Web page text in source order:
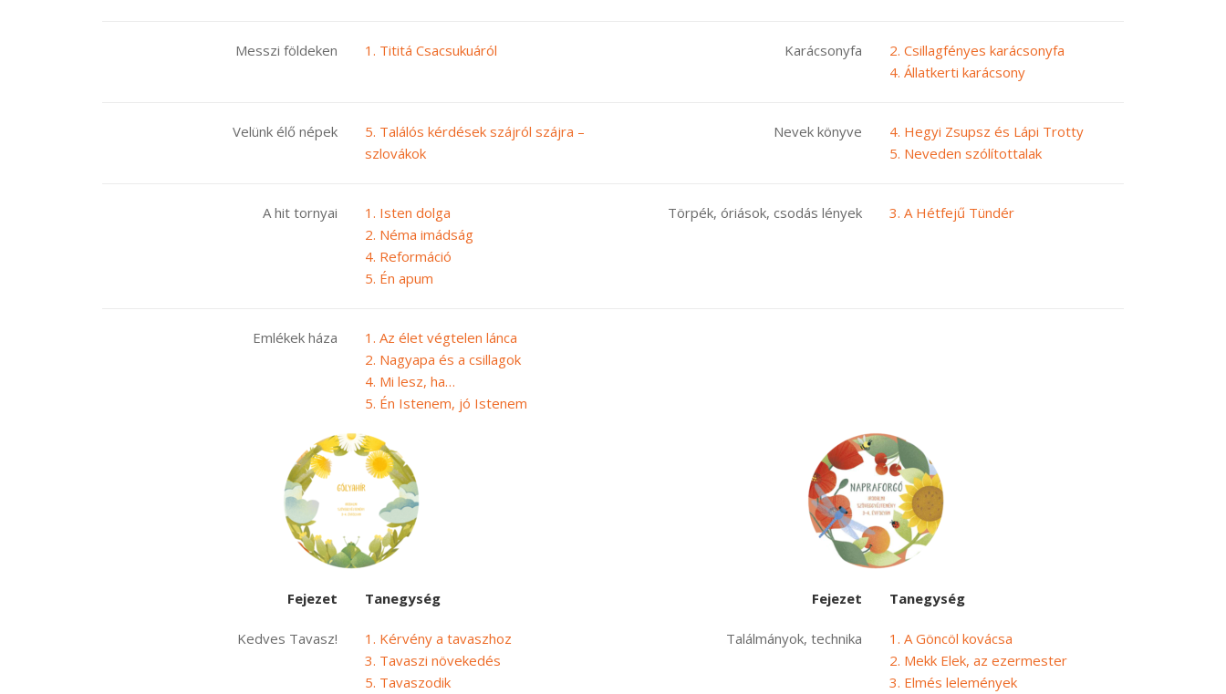
Messzi földeken 1. Tititá Csacsukuáról Karácsonyfa
2. Csillagfényes karácsonyfa
4. Állatkerti karácsony
Velünk élő népek
5. Találós kérdések szájról szájra –
szlovákok
Nevek könyve
4. Hegyi Zsupsz és Lápi Trotty
5. Neveden szólítottalak
A hit tornyai
1. Isten dolga
2. Néma imádság
4. Reformáció
5. Én apum
Törpék, óriások, csodás lények 3. A Hétfejű Tündér
Emlékek háza
1. Az élet végtelen lánca
2. Nagyapa és a csillagok
4. Mi lesz, ha…
5. Én Istenem, jó Istenem
Fejezet Tanegység Fejezet Tanegység
Kedves Tavasz!
1. Kérvény a tavaszhoz
3. Tavaszi növekedés
5. Tavaszodik
Találmányok, technika
1. A Göncöl kovácsa
2. Mekk Elek, az ezermester
3. Elmés lelemények